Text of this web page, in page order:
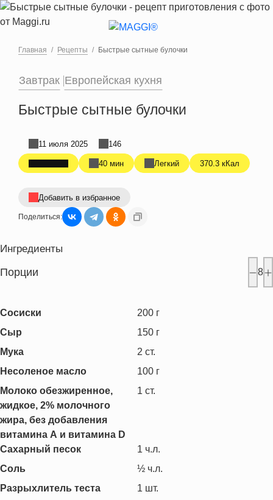
Перейти к основному содержанию
Главная Рецепты Быстрые сытные булочки
Завтрак Европейская кухня
Быстрые сытные булочки
40 мин Легкий 370.3 кКал
11 июля 2025 146
Добавить в избранное
Поделиться:
Ингредиенты
Порции 8
Сосиски 200 г
Сыр
150 г
Мука
2 ст.
Несоленое масло
100 г
Молоко обезжиренное,
жидкое, 2% молочного
жира, без добавления
витамина А и витамина D
1 ст.
Сахарный песок 1 ч.л.
Соль
½ ч.л.
Разрыхлитель теста
1 шт.